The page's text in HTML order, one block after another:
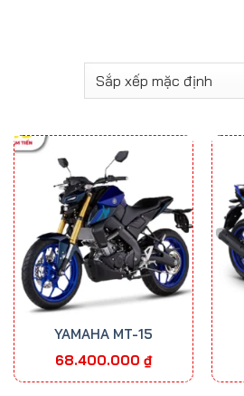
YAMAHA MT-15
68.400.000 ₫